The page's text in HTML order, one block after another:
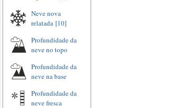
Neve nova
relatada [10]
Profundidade da
neve no topo
Profundidade da
neve na base
Profundidade da
neve fresca